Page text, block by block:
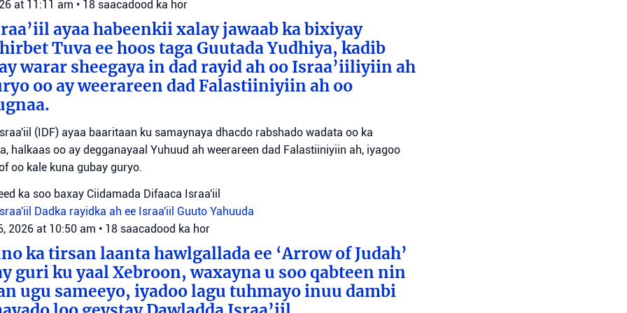
at 11:11 am • 18 saacadood ka hor
ayaa habeenkii xalay jawaab ka bixiyay
Tuva ee hoos taga Guutada Yudhiya, kadib
warar sheegaya in dad rayid ah oo Israa’iiliyiin ah
oo ay weerareen dad Falastiiniyiin ah oo
(IDF) ayaa baaritaan ku samaynaya dhacdo rabshado wadata oo ka
halkaas oo ay degganayaal Yuhuud ah weerareen dad Falastiiniyiin ah, iyagoo
oo kale kuna gubay guryo.
ka soo baxay Ciidamada Difaaca Israa'iil
Dadka rayidka ah ee Israa'iil Guuto Yahuuda
2026 at 10:50 am • 18 saacadood ka hor
ka tirsan laanta hawlgallada ee ‘Arrow of Judah’
guri ku yaal Xebroon, waxayna u soo qabteen nin
ugu sameeyo, iyadoo lagu tuhmayo inuu dambi